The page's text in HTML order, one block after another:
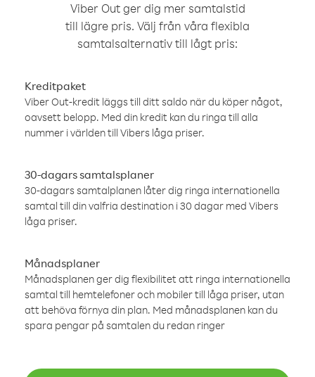
Viber Out ger dig mer samtalstid
till lägre pris. Välj från våra flexibla
samtalsalternativ till lågt pris:
Kreditpaket
Viber Out-kredit läggs till ditt saldo när du köper något,
oavsett belopp. Med din kredit kan du ringa till alla
nummer i världen till Vibers låga priser.
30-dagars samtalsplaner
30-dagars samtalplanen låter dig ringa internationella
samtal till din valfria destination i 30 dagar med Vibers
låga priser.
Månadsplaner
Månadsplanen ger dig flexibilitet att ringa internationella
samtal till hemtelefoner och mobiler till låga priser, utan
att behöva förnya din plan. Med månadsplanen kan du
spara pengar på samtalen du redan ringer